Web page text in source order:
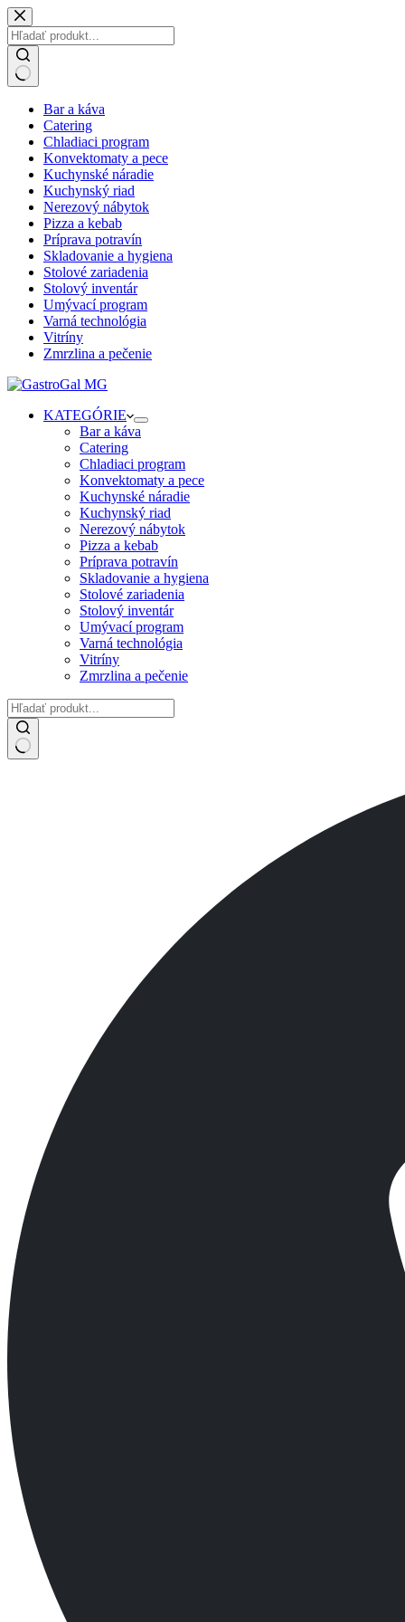
Skip
to
content
results Bar a káva
Catering
Chladiaci program
Konvektomaty a pece
Kuchynské náradie
Kuchynský riad
Nerezový nábytok
Pizza a kebab
Príprava potravín
Skladovanie a hygiena
Stolové zariadenia
Stolový inventár
Umývací program
Varná technológia
Vitríny
Zmrzlina a pečenie
KATEGÓRIE
Bar a káva
Catering
Chladiaci program
Konvektomaty a pece
Kuchynské náradie
Kuchynský riad
Nerezový nábytok
Pizza a kebab
Príprava potravín
Skladovanie a hygiena
Stolové zariadenia
Stolový inventár
Umývací program
Varná technológia
Vitríny
Zmrzlina a pečenie